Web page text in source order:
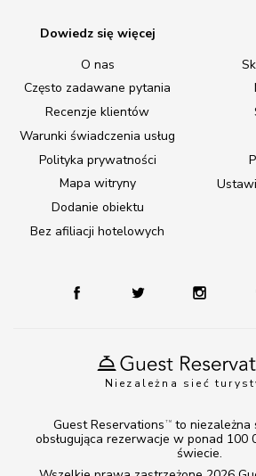
Niezależna sieć
Dowiedz się więcej
O nas
Często zadawane pytania
Recenzje klientów
Warunki świadczenia usług
Polityka prywatności
Mapa witryny
Dodanie obiektu
Bez afiliacji hotelowych
Guest Reservations TM
to niezależna
obsługująca rezerwacje w ponad 100
świecie.